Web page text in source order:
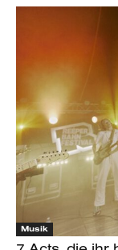
Musik